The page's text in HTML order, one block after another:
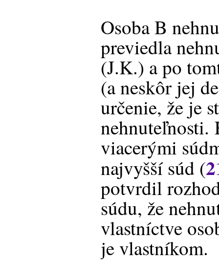
Osoba B
previedla
(J.K.) a po
(a neskôr jej
určenie, že je
nehnuteľnosti.
viacerými
najvyšší súd (
potvrdil
súdu, že
vlastníctve
je vlastníkom.